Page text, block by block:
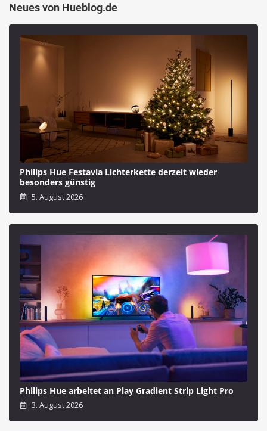
Neues von Hueblog.de
Philips Hue Festavia Lichterkette derzeit wieder
besonders günstig
5. August 2026
Philips Hue arbeitet an Play Gradient Strip Light Pro
3. August 2026